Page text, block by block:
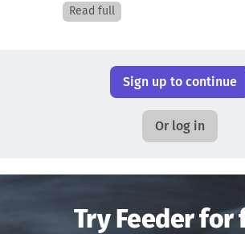
Read full
Sign up to continue
Or log in
Try Feeder for